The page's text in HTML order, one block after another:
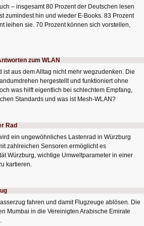
– insgesamt 80 Prozent der Deutschen lesen
zumindest hin und wieder E-Books. 83 Prozent
leihen sie. 70 Prozent können sich vorstellen,
zum WLAN
ist aus dem Alltag nicht mehr wegzudenken. Die
hergestellt und funktioniert ohne
was hilft eigentlich bei schlechtem Empfang,
Standards und was ist Mesh-WLAN?
Rad
ein ungewöhnliches Lastenrad in Würzburg
zahlreichen Sensoren ermöglicht es
Würzburg, wichtige Umweltparameter in einer
kartieren.
fahren und damit Flugzeuge ablösen. Die
Mumbai in die Vereinigten Arabische Emirate